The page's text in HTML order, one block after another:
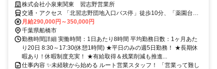
株式会社小泉東関東 習志野営業所
交通・アクセス 「北習志野団地入口バス停」徒歩10分、「薬園台
駅」車5分、「習志野駅」車6分、「北習志野駅」車8分
月給290,000円～350,000円
千葉県船橋市
勤務時間詳細 実働時間：1日あたり8時間 平均勤務日数：1ヶ月あた
り20日 8:30～17:30(休憩1時間) ★平日のみの週5日勤務！ ★長期休
暇あり！休暇制度充実！ ★有給取得＆残業削減も推進...
仕事内容 ✨未経験から始める ルート営業スタッフ！ 「営業って難し